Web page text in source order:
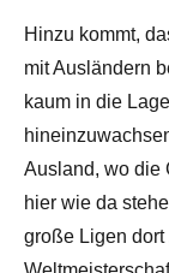
Hinzu kommt,
mit Ausländern
kaum in die
Ausland, wo die
hier wie da
große Ligen dort